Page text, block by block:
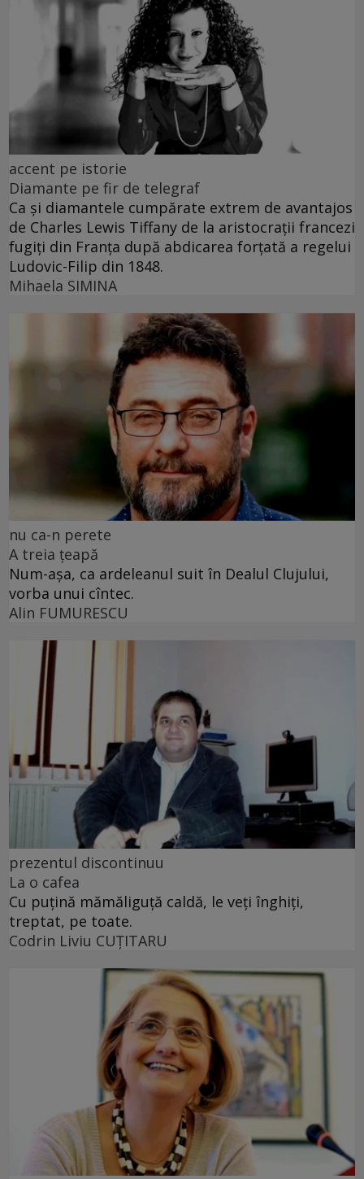
accent pe istorie
Diamante pe fir de telegraf
Ca și diamantele cumpărate extrem de avantajos
de Charles Lewis Tiffany de la aristocrații francezi
fugiți din Franța după abdicarea forțată a regelui
Ludovic-Filip din 1848.
Mihaela SIMINA
nu ca-n perete
A treia țeapă
Num-așa, ca ardeleanul suit în Dealul Clujului,
vorba unui cîntec.
Alin FUMURESCU
prezentul discontinuu
La o cafea
Cu puţină mămăliguţă caldă, le veţi înghiţi,
treptat, pe toate.
Codrin Liviu CUŢITARU